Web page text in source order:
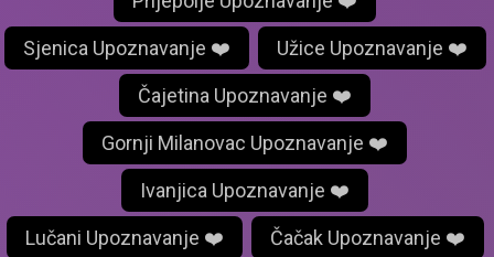
Sjenica Upoznavanje ❤️ Užice Upoznavanje ❤️
Čajetina Upoznavanje ❤️
Gornji Milanovac Upoznavanje ❤️
Ivanjica Upoznavanje ❤️
Lučani Upoznavanje ❤️ Čačak Upoznavanje ❤️